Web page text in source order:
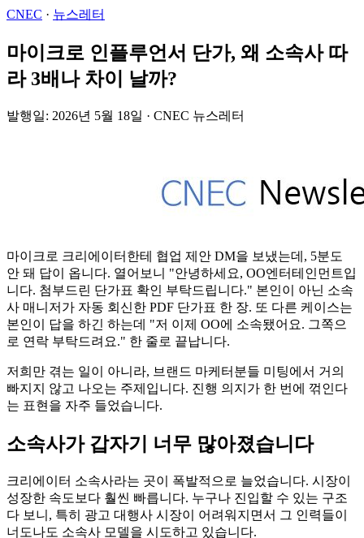
CNEC · 뉴스레터
마이크로 인플루언서 단가, 왜 소속사 따
라 3배나 차이 날까?
발행일: 2026년 5월 18일 · CNEC 뉴스레터
마이크로 크리에이터한테 협업 제안 DM을 보냈는데, 5분도
안 돼 답이 옵니다. 열어보니 "안녕하세요, OO엔터테인먼트입
니다. 첨부드린 단가표 확인 부탁드립니다." 본인이 아닌 소속
사 매니저가 자동 회신한 PDF 단가표 한 장. 또 다른 케이스는
본인이 답을 하긴 하는데 "저 이제 OO에 소속됐어요. 그쪽으
로 연락 부탁드려요." 한 줄로 끝납니다.
저희만 겪는 일이 아니라, 브랜드 마케터분들 미팅에서 거의
빠지지 않고 나오는 주제입니다. 진행 의지가 한 번에 꺾인다
는 표현을 자주 들었습니다.
소속사가 갑자기 너무 많아졌습니다
크리에이터 소속사라는 곳이 폭발적으로 늘었습니다. 시장이
성장한 속도보다 훨씬 빠릅니다. 누구나 진입할 수 있는 구조
다 보니, 특히 광고 대행사 시장이 어려워지면서 그 인력들이
너도나도 소속사 모델을 시도하고 있습니다.